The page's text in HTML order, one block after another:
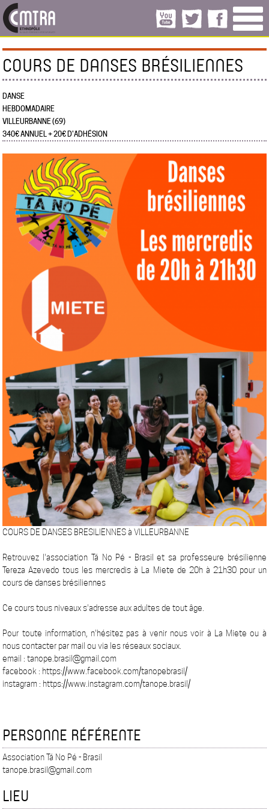
COURS DE DANSES BRÉSILIENNES
DANSE
HEBDOMADAIRE
VILLEURBANNE (69)
340€ ANNUEL + 20€ D'ADHÉSION
COURS DE DANSES BRESILIENNES à VILLEURBANNE
Retrouvez l'association Tá No Pé - Brasil et sa professeure brésilienne
Tereza Azevedo tous les mercredis à La Miete de 20h à 21h30 pour un
cours de danses brésiliennes
Ce cours tous niveaux s'adresse aux adultes de tout âge.
Pour toute information, n'hésitez pas à venir nous voir à La Miete ou à
nous contacter par mail ou via les réseaux sociaux.
email : tanope.brasil@gmail.com
facebook : https://www.facebook.com/tanopebrasil/
instagram : https://www.instagram.com/tanope.brasil/
PERSONNE RÉFÉRENTE
Association Tá No Pé - Brasil
tanope.brasil@gmail.com
LIEU